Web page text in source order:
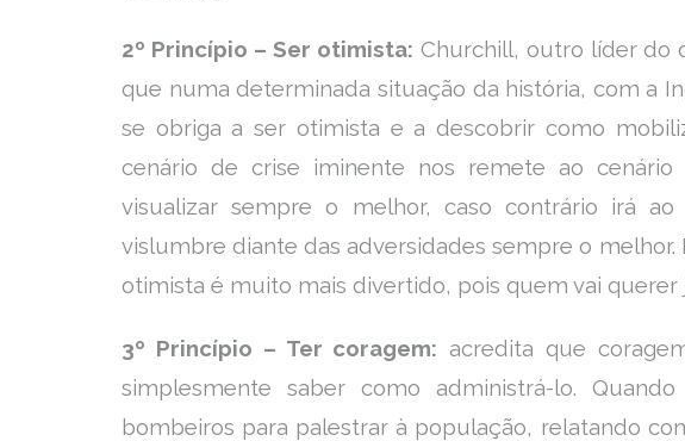
2º Princípio – Ser otimista: Churchill, outro líder do
que numa determinada situação da história, com a
se obriga a ser otimista e a descobrir como
cenário de crise iminente nos remete ao
visualizar sempre o melhor, caso contrário irá ao
vislumbre diante das adversidades sempre o melhor.
otimista é muito mais divertido, pois quem vai querer
3º Princípio – Ter coragem: acredita que
simplesmente saber como administrá-lo.
bombeiros para palestrar à população, relatando